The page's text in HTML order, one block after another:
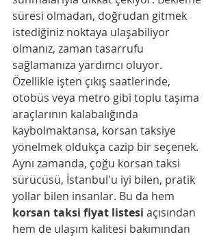
süresi olmadan, doğrudan gitmek
istediğiniz noktaya ulaşabiliyor
olmanız, zaman tasarrufu
sağlamanıza yardımcı oluyor.
Özellikle işten çıkış saatlerinde,
otobüs veya metro gibi toplu taşıma
araçlarının kalabalığında
kaybolmaktansa, korsan taksiye
yönelmek oldukça cazip bir seçenek.
Aynı zamanda, çoğu korsan taksi
sürücüsü, İstanbul'u iyi bilen, pratik
yollar bilen insanlar. Bu da hem
korsan taksi fiyat listesi açısından
hem de ulaşım kalitesi bakımından